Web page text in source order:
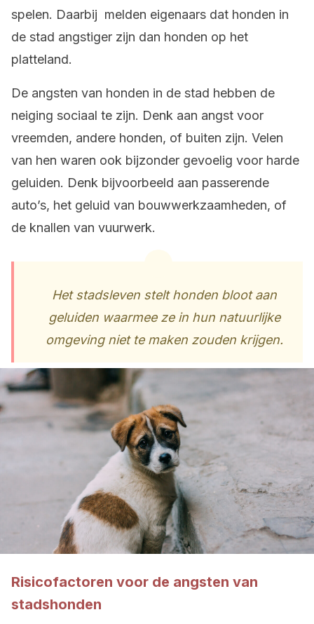
spelen. Daarbij melden eigenaars dat honden in
de stad angstiger zijn dan honden op het
platteland.
De angsten van honden in de stad hebben de
neiging sociaal te zijn. Denk aan angst voor
vreemden, andere honden, of buiten zijn. Velen
van hen waren ook bijzonder gevoelig voor harde
geluiden. Denk bijvoorbeeld aan passerende
auto’s, het geluid van bouwwerkzaamheden, of
de knallen van vuurwerk.
Het stadsleven stelt honden bloot aan
geluiden waarmee ze in hun natuurlijke
omgeving niet te maken zouden krijgen.
Risicofactoren voor de angsten van
stadshonden